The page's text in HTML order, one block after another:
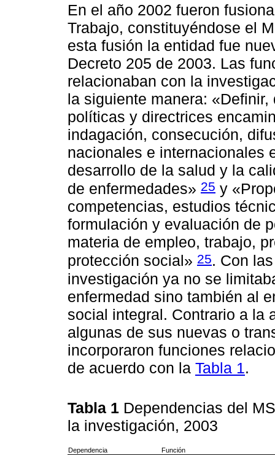
En el año 2002 fueron
Trabajo, constituyéndose el
esta fusión la entidad fue
Decreto 205 de 2003. Las
relacionaban con la
la siguiente manera:
políticas y directrices
indagación, consecución,
nacionales e internacionales
desarrollo de la salud y la
de enfermedades» 25 y
competencias, estudios
formulación y evaluación de
materia de empleo, trabajo,
protección social» 25. Con
investigación ya no se
enfermedad sino también al
social integral. Contrario a la
algunas de sus nuevas o
incorporaron funciones
de acuerdo con la Tabla 1 .
Tabla 1 Dependencias del
la investigación, 2003
Dependencia Función